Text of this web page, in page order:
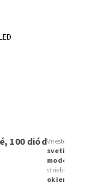
100 diódVneste do
svetielka s 8
modernú
strieborné či
okien, krbu